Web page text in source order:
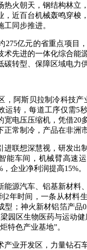
热火朝天，钢结构林立
，近百台机械轰鸣穿梭
同步推进。
亿元的省重点项目，
术先进的一体化综合能
碳转型、保障区域电力
阿斯贝拉制冷科技产
运转，每道工序仅需5
宽电压压缩机，凭借20
正常制冷，产品在非洲
联想深慧视，研发出
能车间，机械臂高速
企业净利润提高15%。
源汽车、铝基新材料
2年时间，一条从材料
型；神火新材铝箔产品
园区生物医药与运动
特色产业基地”。
业开发区，力量钻石